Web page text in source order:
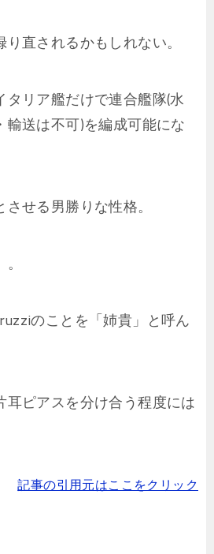
直されるかもしれない。
リア艦だけで連合艦隊(水
送は不可)を編成可能にな
せる男勝りな性格。
のことを「姉貴」と呼ん
ピアスを分け合う程度には
記事の引用元はここをクリック